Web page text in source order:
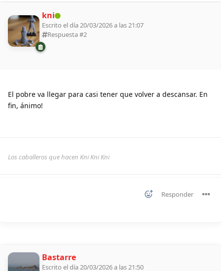
kni
Escrito el día 20/03/2026 a las 21:07
Respuesta #2
El pobre va llegar para casi tener que volver a descansar. En
fin, ánimo!
Los caballeros que hacen Kni Kni Kni
Responder
Bastarre
Escrito el día 20/03/2026 a las 21:50